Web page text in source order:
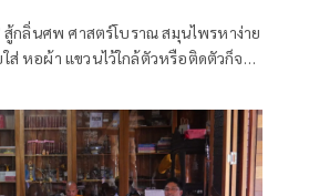
กลิ่นศพ ศาสตร์โบราณ สมุนไพรหาง่าย
ส่ หอผ้า แขวนไว้ใกล้ตัวหรือติดตัวก็จะ
หารชายแดน